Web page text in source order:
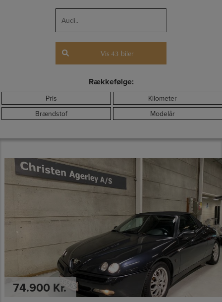
Vis 43 biler
Rækkefølge:
Pris
Kilometer
Brændstof
Modelår
74.900 Kr.
SE SPECIFIKATIONER